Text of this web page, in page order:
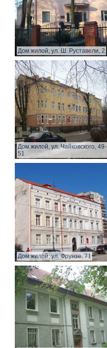
Дом жилой, ул. Ш. Руставели, 2
Дом жилой, ул. Чайковского, 49-
51
Дом жилой, ул. Фрунзе, 71